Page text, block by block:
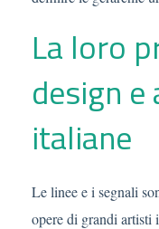
La loro
design
italiane
Le linee e i segnali
opere di grandi artisti